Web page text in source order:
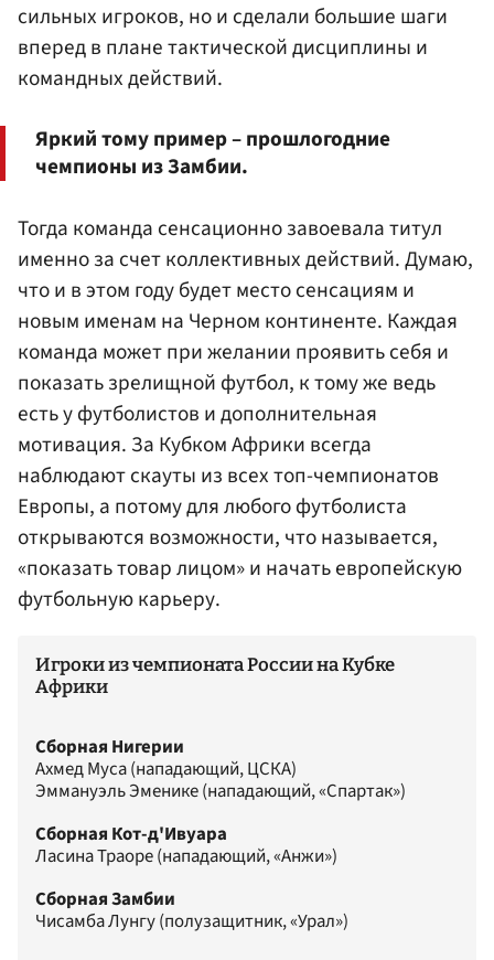
сильных игроков, но и сделали большие шаги
вперед в плане тактической дисциплины и
командных действий.
Яркий тому пример – прошлогодние
чемпионы из Замбии.
Тогда команда сенсационно завоевала титул
именно за счет коллективных действий. Думаю,
что и в этом году будет место сенсациям и
новым именам на Черном континенте. Каждая
команда может при желании проявить себя и
показать зрелищной футбол, к тому же ведь
есть у футболистов и дополнительная
мотивация. За Кубком Африки всегда
наблюдают скауты из всех топ-чемпионатов
Европы, а потому для любого футболиста
открываются возможности, что называется,
«показать товар лицом» и начать европейскую
футбольную карьеру.
Игроки из чемпионата России на Кубке
Африки
Сборная Нигерии
Ахмед Муса (нападающий, ЦСКА)
Эммануэль Эменике (нападающий, «Спартак»)
Сборная Кот-д'Ивуара
Ласина Траоре (нападающий, «Анжи»)
Сборная Замбии
Чисамба Лунгу (полузащитник, «Урал»)